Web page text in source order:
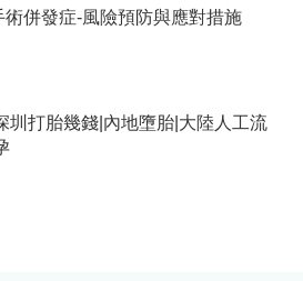
術併發症-風險預防與應對措施
圳打胎幾錢|內地墮胎|大陸人工流